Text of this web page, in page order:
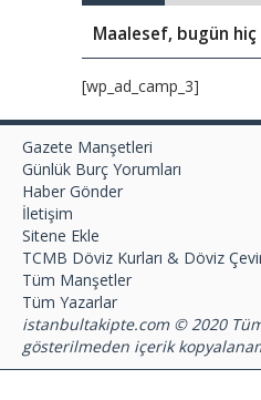
Maalesef, bugün
[wp_ad_camp_3]
Gazete Manşetleri
Günlük Burç Yorumları
Haber Gönder
İletişim
Sitene Ekle
TCMB Döviz Kurları & Döviz
Tüm Manşetler
Tüm Yazarlar
istanbultakipte.com © 2020 Tüm
gösterilmeden içerik